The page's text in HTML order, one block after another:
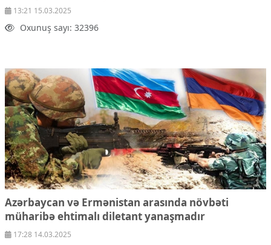
13:21 15.03.2025
Oxunuş sayı: 32396
Azərbaycan və Ermənistan arasında növbəti
müharibə ehtimalı diletant yanaşmadır
17:28 14.03.2025